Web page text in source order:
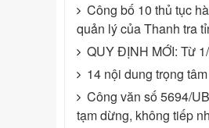
Công bố 10 thủ tục
quản lý của Thanh tra
QUY ĐỊNH MỚI: Từ
14 nội dung trọng
Công văn số 5694/
tạm dừng, không tiếp